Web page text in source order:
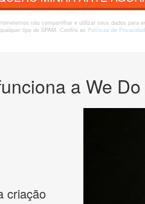
não compartilhar e utilizar seus dados para
qualquer tipo de SPAM. Confira as Políticas de
a We
criação